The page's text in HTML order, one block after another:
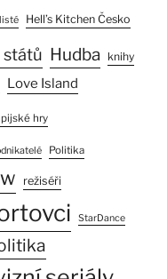
Hell’s Kitchen Česko
států Hudba knihy
Love Island
hry
Politika
režiséři
StarDance